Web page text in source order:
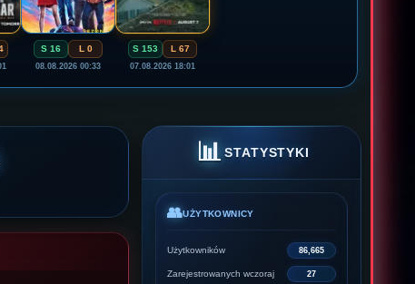
S 16 L 0
08.08.2026 00:33
S 153 L 67
07.08.2026 18:01
📊 STATYSTYKI
👥UŻYTKOWNICY
Użytkowników 86,665
Zarejestrowanych wczoraj 27